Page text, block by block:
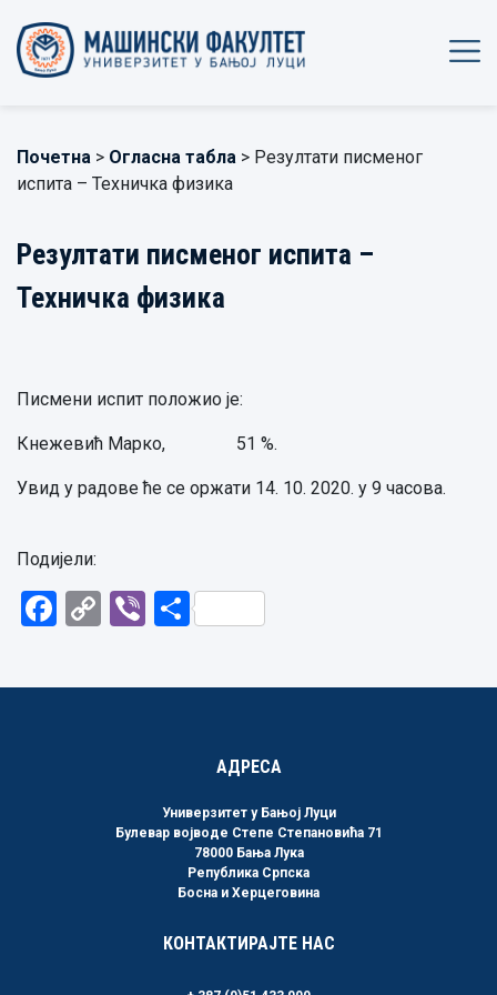
Почетна > Огласна табла > Резултати писменог
испита – Техничка физика
Резултати писменог испита –
Техничка физика
Писмени испит положио је:
Кнежевић Марко, 51 %.
Увид у радове ће се оржати 14. 10. 2020. у 9 часова.
Подијели:
Facebook
CopyViberShare
АДРЕСА
Универзитет у Бањој Луци
Булевар војводе Степе Степановића 71
78000 Бања Лука
Република Српска
Босна и Херцеговина
КОНТАКТИРАЈТЕ НАС